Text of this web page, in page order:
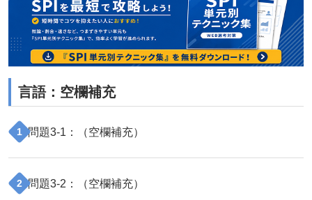
言語： 空欄補充
1 問題3-1 ：（空欄補充）
2 問題3-2 ：（空欄補充）